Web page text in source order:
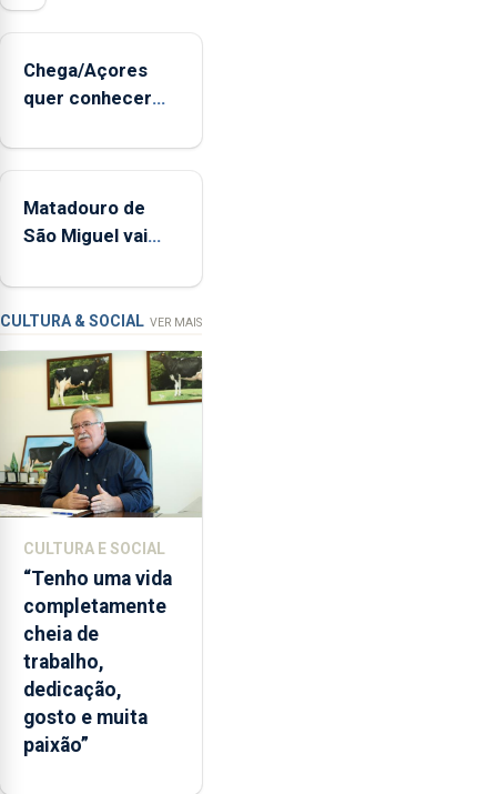
uma
harpa,
permitindo
reforçar
condições
de
ensino
instituição
Chega/Açores
quer conhecer
controlar a dívida
Matadouro de
São Miguel vai
requalificação
CULTURA & SOCIAL VER MAIS
CULTURA E SOCIAL
“Tenho uma vida
completamente
cheia de
trabalho,
dedicação,
gosto e muita
paixão”